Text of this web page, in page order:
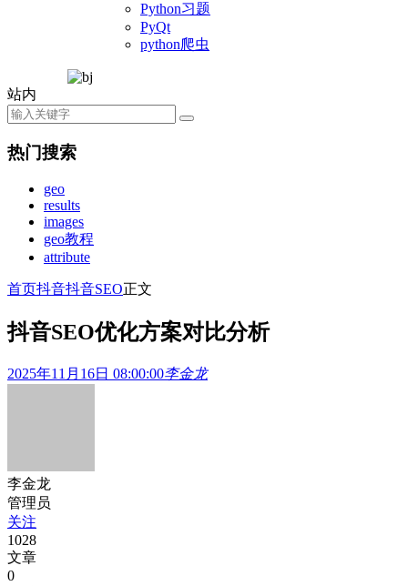
Python习题
PyQt
python爬虫
站内
热门搜索
geo
results
images
geo教程
attribute
首页抖音抖音SEO正文
抖音SEO优化方案对比分析
2025年11月16日 08:00:00李金龙
李金龙
管理员
关注
1028
文章
0